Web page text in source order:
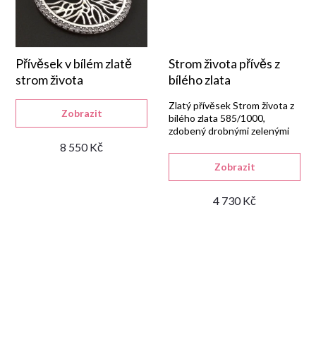
Přívěsek v bílém zlatě
strom života
8 550 Kč
Zobrazit
Strom života přívěs z
bílého zlata
4 730 Kč
Zobrazit
Zlatý přívěsek Strom života z
bílého zlata 585/1000,
zdobený drobnými zelenými